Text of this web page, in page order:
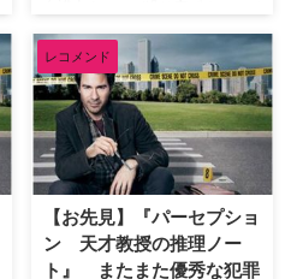
ィドラマ『ふたりは友達？ ウィ
ル＆グレイス』。1998年から計8
シーズン放送され、エミー賞作品
賞（コメディー門）に輝いた人気
シットコムとして知られている本
作が2017年～2018年シーズンに
復活することを、米NBC局が正
式に発表し…
レコメンド
【お先見】『パーセプショ
ン 天才教授の推理ノー
ト』 またまた優秀な犯罪